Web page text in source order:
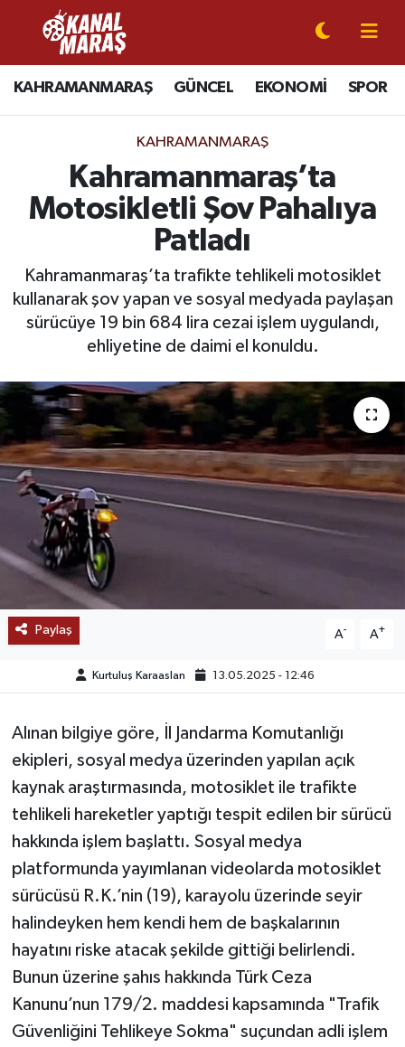
KAHRAMANMARAŞ GÜNCEL EKONOMİ SPOR
KAHRAMANMARAŞ
Kahramanmaraş’ta
Motosikletli Şov Pahalıya
Patladı
Kahramanmaraş’ta trafikte tehlikeli motosiklet
kullanarak şov yapan ve sosyal medyada paylaşan
sürücüye 19 bin 684 lira cezai işlem uygulandı,
ehliyetine de daimi el konuldu.
Paylaş A- A+
Kurtuluş Karaaslan 13.05.2025 - 12:46
Alınan bilgiye göre, İl Jandarma Komutanlığı
ekipleri, sosyal medya üzerinden yapılan açık
kaynak araştırmasında, motosiklet ile trafikte
tehlikeli hareketler yaptığı tespit edilen bir sürücü
hakkında işlem başlattı. Sosyal medya
platformunda yayımlanan videolarda motosiklet
sürücüsü R.K.’nin (19), karayolu üzerinde seyir
halindeyken hem kendi hem de başkalarının
hayatını riske atacak şekilde gittiği belirlendi.
Bunun üzerine şahıs hakkında Türk Ceza
Kanunu’nun 179/2. maddesi kapsamında "Trafik
Güvenliğini Tehlikeye Sokma" suçundan adli işlem
CANLI YAYIN
KAHRAMANMARAŞ
SPOR
EKONOMİ
GÜNDEM
MAGAZİN
SAĞLIK
EĞİTİM
BÖLGE
KEŞFET
POPÜLER
DÜNYA
MEDYA
OTOMOTİV
TEKNOLOJİ
YAŞAM
KÜLTÜR SANAT
Kahramanmaraş Nöbetçi Eczaneler
Kahramanmaraş Hava Durumu
Kahramanmaraş Trafik Yoğunluk Haritası
Süper Lig Puan Durumu ve Fikstür
Tüm Manşetler
Son Dakika Haberleri
Haber Arşivi